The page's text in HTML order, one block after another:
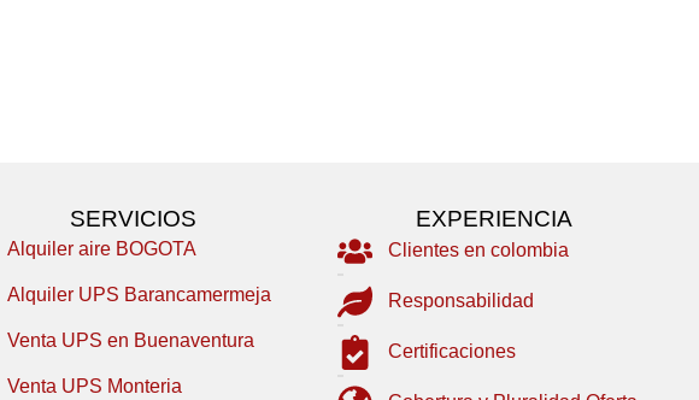
SERVICIOS
Alquiler aire BOGOTA
Alquiler UPS Barancamermeja
Venta UPS en Buenaventura
Venta UPS Monteria
EXPERIENCIA
Clientes en colombia
Responsabilidad
Certificaciones